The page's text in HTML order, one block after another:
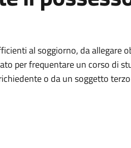
al soggiorno, da allegare
per frequentare un corso di
o da un soggetto